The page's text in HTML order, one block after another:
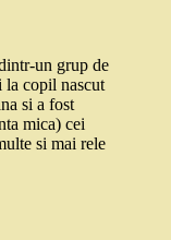
un grup de
la copil nascut
si a fost
mica) cei
si mai rele